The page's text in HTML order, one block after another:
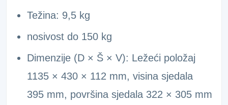
Težina: 9,5 kg
nosivost do 150 kg
Dimenzije (D × Š × V): Ležeći položaj
1135 × 430 × 112 mm, visina sjedala
395 mm, površina sjedala 322 × 305 mm